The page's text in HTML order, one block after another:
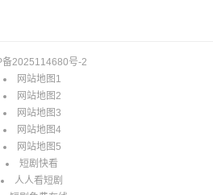
备2025114680号-2
网站地图1
网站地图2
网站地图3
网站地图4
网站地图5
短剧快看
人人看短剧